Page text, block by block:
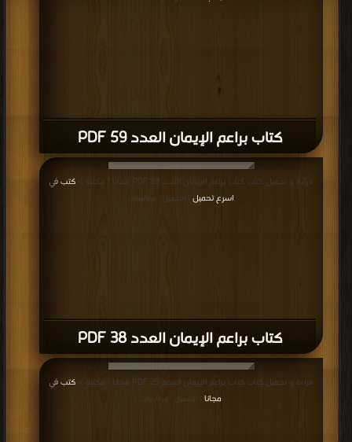
كتاب براعم الإيمان العدد 59 PDF
كتاب براعم الإيمان العدد 38 PDF
قراءة و تحميل كتاب كتاب براعم الإيمان العدد 38 PDF مجانا | مكتبة >
كتب في
اسرع تحميل
| التحميل : مرة/مرات
قراءة و تحميل كتاب كتاب براعم الإيمان العدد 25 PDF مجانا | مكتبة >
كتب في
مجانا | التحميل : مرة/مرات